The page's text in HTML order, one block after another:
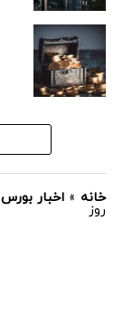
خانه » اخبار بورس
روز